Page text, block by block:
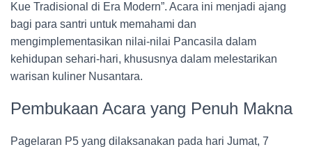
Kue Tradisional di Era Modern”. Acara ini menjadi ajang
bagi para santri untuk memahami dan
mengimplementasikan nilai-nilai Pancasila dalam
kehidupan sehari-hari, khususnya dalam melestarikan
warisan kuliner Nusantara.
Pembukaan Acara yang Penuh Makna
Pagelaran P5 yang dilaksanakan pada hari Jumat, 7